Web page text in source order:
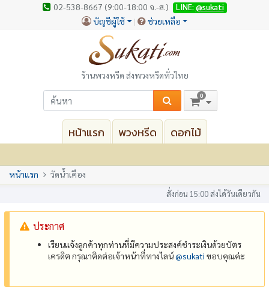
02-538-8667 (9:00-18:00 จ.-ส.) LINE: @sukati
บัญชีผู้ใช้ ช่วยเหลือ
ร้านพวงหรีด ส่งพวงหรีดทั่วไทย
0
หน้าแรก พวงหรีด ดอกไม้
หน้าแรก วัดน้ำเคือง
สั่งก่อน 15:00 ส่งได้วันเดียวกัน
ประกาศ
เรียนแจ้งลูกค้าทุกท่านที่มีความประสงค์ชำระเงินด้วยบัตร
เครดิต กรุณาติดต่อเจ้าหน้าที่ทางไลน์@‌sukati ขอบคุณค่ะ